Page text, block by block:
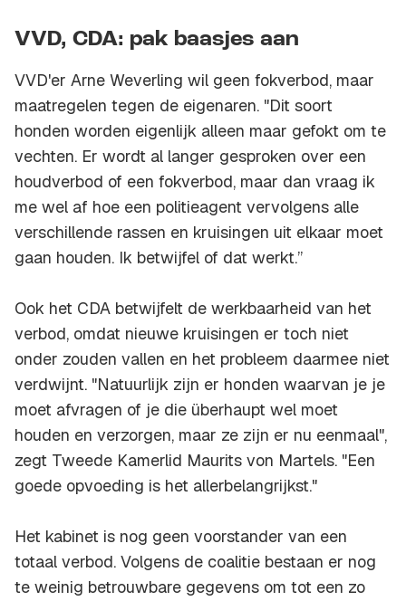
VVD, CDA: pak baasjes aan
VVD'er Arne Weverling wil geen fokverbod, maar
maatregelen tegen de eigenaren. "Dit soort
honden worden eigenlijk alleen maar gefokt om te
vechten. Er wordt al langer gesproken over een
houdverbod of een fokverbod, maar dan vraag ik
me wel af hoe een politieagent vervolgens alle
verschillende rassen en kruisingen uit elkaar moet
gaan houden. Ik betwijfel of dat werkt.’’
Ook het CDA betwijfelt de werkbaarheid van het
verbod, omdat nieuwe kruisingen er toch niet
onder zouden vallen en het probleem daarmee niet
verdwijnt. "Natuurlijk zijn er honden waarvan je je
moet afvragen of je die überhaupt wel moet
houden en verzorgen, maar ze zijn er nu eenmaal",
zegt Tweede Kamerlid Maurits von Martels. "Een
goede opvoeding is het allerbelangrijkst."
Het kabinet is nog geen voorstander van een
totaal verbod. Volgens de coalitie bestaan er nog
te weinig betrouwbare gegevens om tot een zo